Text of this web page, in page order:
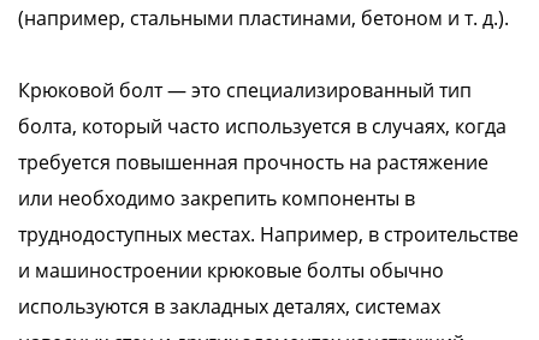
(например, стальными пластинами, бетоном и т. д.).
Крюковой болт — это специализированный тип
болта, который часто используется в случаях, когда
требуется повышенная прочность на растяжение
или необходимо закрепить компоненты в
труднодоступных местах. Например, в строительстве
и машиностроении крюковые болты обычно
используются в закладных деталях, системах